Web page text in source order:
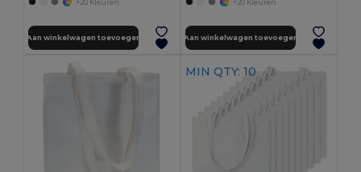
+20 Kleuren
Aan winkelwagen toevoegen
+20 Kleuren
Aan winkelwagen toevoegen
MIN QTY: 10